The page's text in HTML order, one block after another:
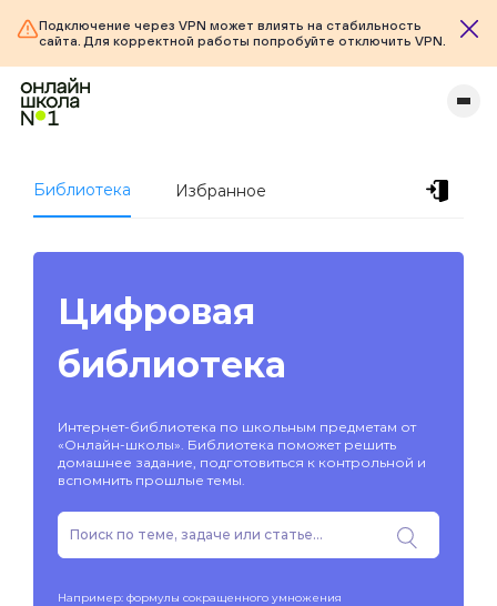
Подключение через VPN может влиять на стабильность
сайта. Для корректной работы попробуйте отключить VPN.
Библиотека Избранное
Цифровая
библиотека
Интернет-библиотека по школьным предметам от
«Онлайн-школы». Библиотека поможет решить
домашнее задание, подготовиться к контрольной и
вспомнить прошлые темы.
Например: формулы сокращенного умножения